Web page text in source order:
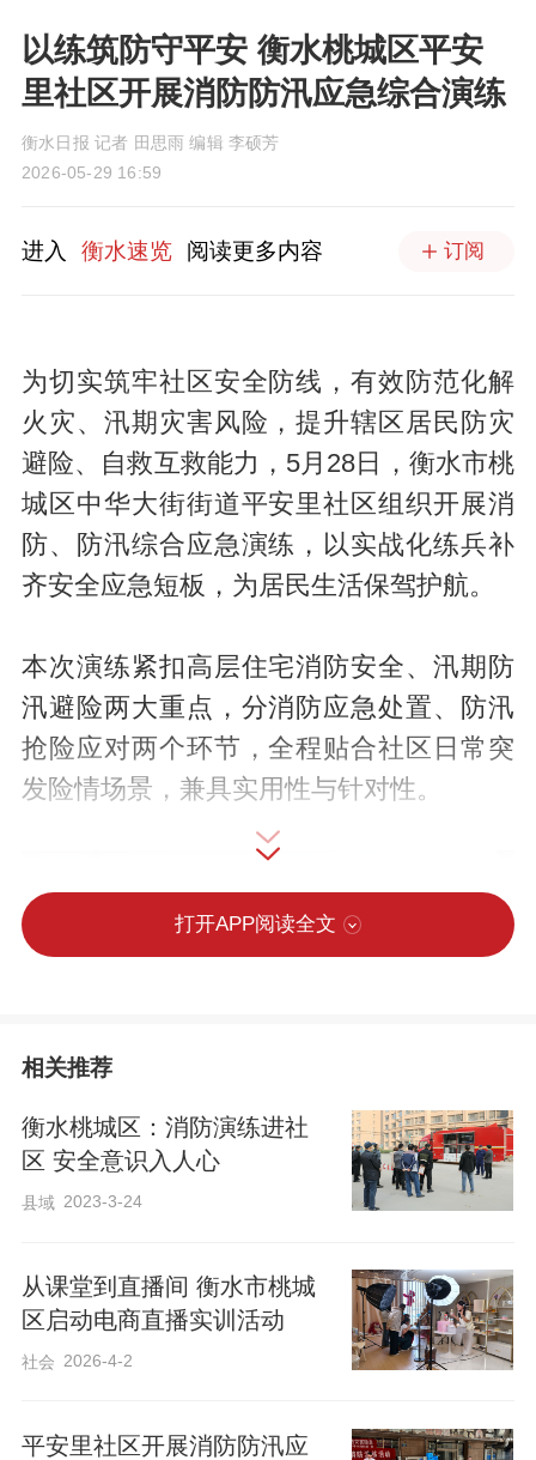
以练筑防守平安 衡水桃城区平安
里社区开展消防防汛应急综合演练
衡水日报 记者 田思雨 编辑 李硕芳
2026-05-29 16:59
进入 衡水速览 阅读更多内容 订阅
为切实筑牢社区安全防线，有效防范化解
火灾、汛期灾害风险，提升辖区居民防灾
避险、自救互救能力，5月28日，衡水市桃
城区中华大街街道平安里社区组织开展消
防、防汛综合应急演练，以实战化练兵补
齐安全应急短板，为居民生活保驾护航。
本次演练紧扣高层住宅消防安全、汛期防
汛避险两大重点，分消防应急处置、防汛
抢险应对两个环节，全程贴合社区日常突
发险情场景，兼具实用性与针对性。
打开APP阅读全文
相关推荐
衡水桃城区：消防演练进社
区 安全意识入人心
县域 2023-3-24
从课堂到直播间 衡水市桃城
区启动电商直播实训活动
社会 2026-4-2
平安里社区开展消防防汛应